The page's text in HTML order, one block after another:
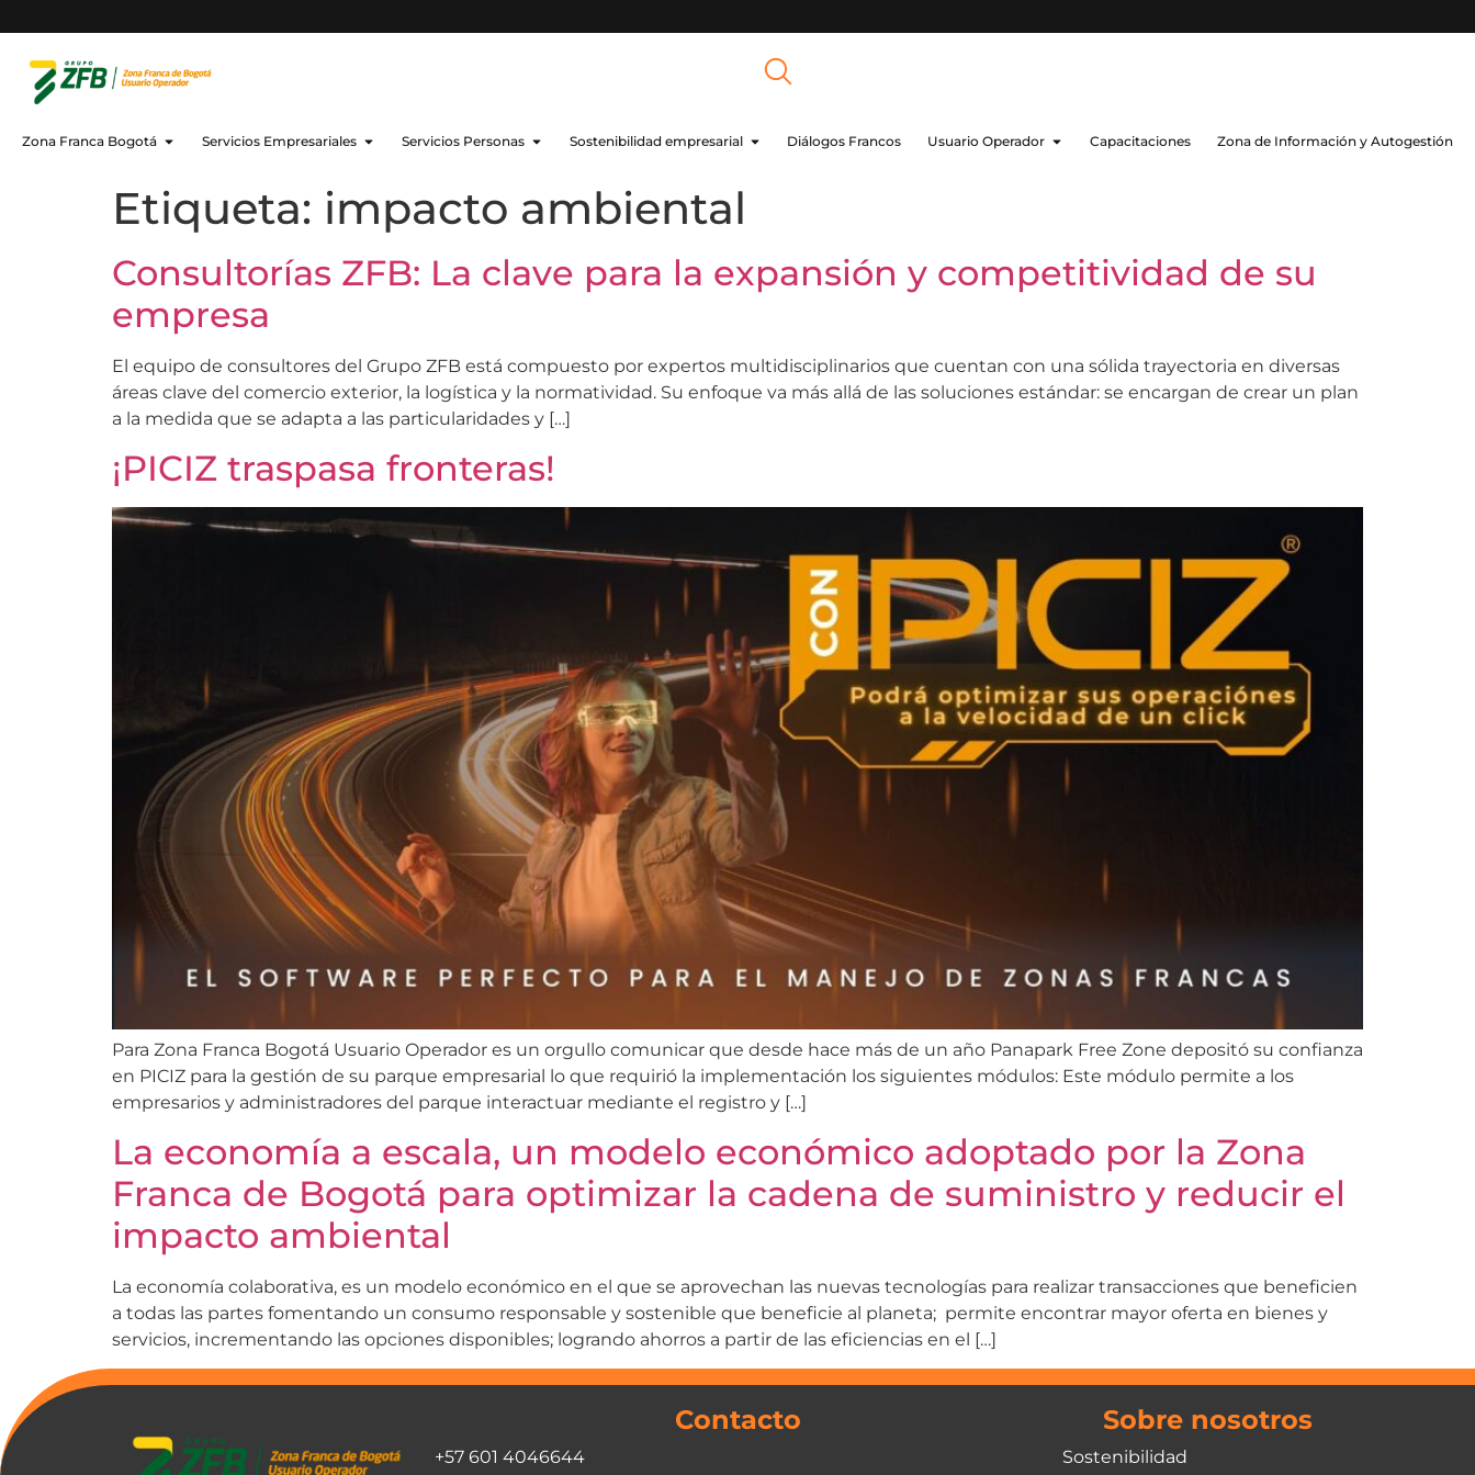
Zona Franca Bogotá Servicios Empresariales Servicios Personas Sostenibilidad empresarial Diálogos Francos Usuario Operador Capacitaciones Zona de Información y Autogestión
Etiqueta: impacto ambiental
Consultorías ZFB: La clave para la expansión y competitividad de su
empresa
El equipo de consultores del Grupo ZFB está compuesto por expertos multidisciplinarios que cuentan con una sólida trayectoria en diversas
áreas clave del comercio exterior, la logística y la normatividad. Su enfoque va más allá de las soluciones estándar: se encargan de crear un plan
a la medida que se adapta a las particularidades y […]
¡PICIZ traspasa fronteras!
Para Zona Franca Bogotá Usuario Operador es un orgullo comunicar que desde hace más de un año Panapark Free Zone depositó su confianza
en PICIZ para la gestión de su parque empresarial lo que requirió la implementación los siguientes módulos: Este módulo permite a los
empresarios y administradores del parque interactuar mediante el registro y […]
La economía a escala, un modelo económico adoptado por la Zona
Franca de Bogotá para optimizar la cadena de suministro y reducir el
impacto ambiental
La economía colaborativa, es un modelo económico en el que se aprovechan las nuevas tecnologías para realizar transacciones que beneficien
a todas las partes fomentando un consumo responsable y sostenible que beneficie al planeta; permite encontrar mayor oferta en bienes y
servicios, incrementando las opciones disponibles; logrando ahorros a partir de las eficiencias en el […]
Contacto
+57 601 4046644
Sobre nosotros
Sostenibilidad